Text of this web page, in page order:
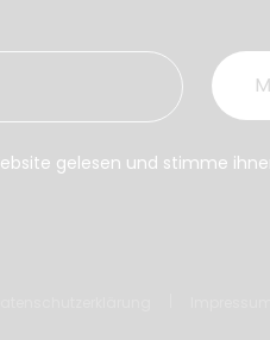
gelesen und stimme